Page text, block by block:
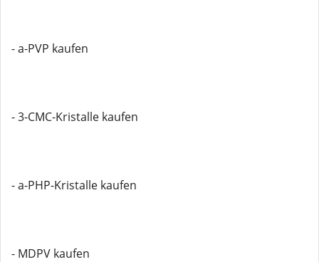
- a-PVP kaufen
- 3-CMC-Kristalle kaufen
- a-PHP-Kristalle kaufen
- MDPV kaufen